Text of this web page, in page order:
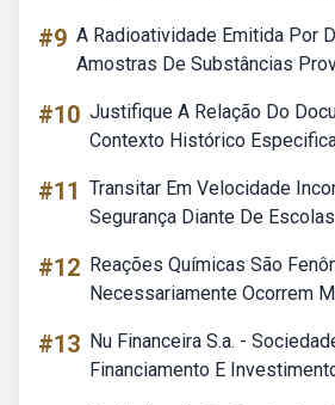
#9 A Radioatividade Emitida Por
Amostras De Substâncias
#10 Justifique A Relação Do
Contexto Histórico
#11 Transitar Em Velocidade
Segurança Diante De Escolas
#12 Reações Químicas São
Necessariamente Ocorrem
#13 Nu Financeira S.a. -
Financiamento E